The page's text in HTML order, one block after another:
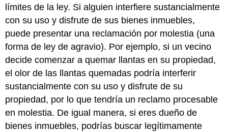
límites de la ley. Si alguien interfiere sustancialmente
con su uso y disfrute de sus bienes inmuebles,
puede presentar una reclamación por molestia (una
forma de ley de agravio). Por ejemplo, si un vecino
decide comenzar a quemar llantas en su propiedad,
el olor de las llantas quemadas podría interferir
sustancialmente con su uso y disfrute de su
propiedad, por lo que tendría un reclamo procesable
en molestia. De igual manera, si eres dueño de
bienes inmuebles, podrías buscar legítimamente